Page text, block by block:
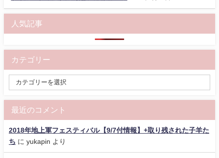
人気記事
カテゴリー
最近のコメント
2018年地上軍フェスティバル【9/7付情報】+取り残された子羊た
ち に yukapin より